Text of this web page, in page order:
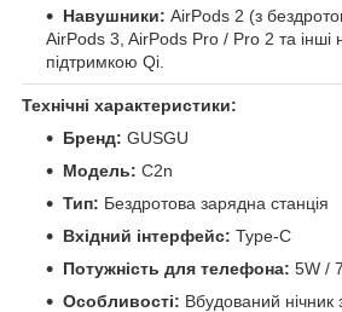
Навушники: AirPods 2 (з
AirPods 3, AirPods Pro / Pro 2 та інші
підтримкою Qi.
Технічні характеристики:
Бренд: GUSGU
Модель: C2n
Тип: Бездротова зарядна станція
Вхідний інтерфейс: Type-C
Потужність для телефона: 5W /
Особливості: Вбудований